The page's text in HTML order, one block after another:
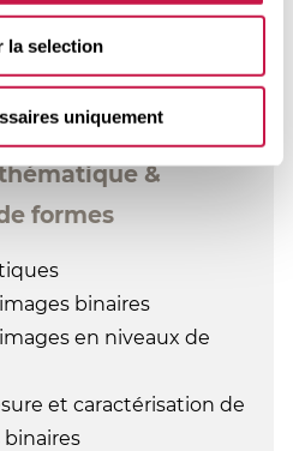
la selection
uniquement
par analyse de
variationnelles
etc. )
&
formes
binaires
en niveaux de
et caractérisation de